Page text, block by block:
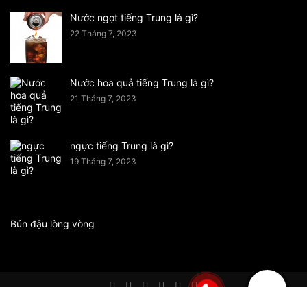
Nước ngọt tiếng Trung là gì?
22 Tháng 7, 2023
Nước hoa quả tiếng Trung là gì?
21 Tháng 7, 2023
ngực tiếng Trung là gì?
19 Tháng 7, 2023
Bún đậu lòng vòng